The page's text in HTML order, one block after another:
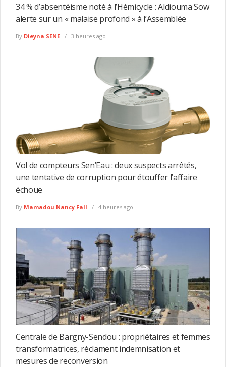
34 % d’absentéisme noté à l’Hémicycle : Aldiouma Sow
alerte sur un « malaise profond » à l’Assemblée
By Dieyna SENE 3 heures ago
Vol de compteurs Sen’Eau : deux suspects arrêtés,
une tentative de corruption pour étouffer l’affaire
échoue
By Mamadou Nancy Fall 4 heures ago
Centrale de Bargny-Sendou : propriétaires et femmes
transformatrices, réclament indemnisation et
mesures de reconversion